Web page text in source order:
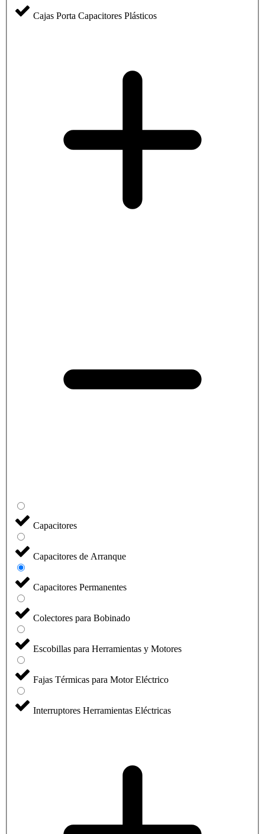
Cajas Porta Capacitores Plásticos
Capacitores
Capacitores de Arranque
Capacitores Permanentes
Colectores para Bobinado
Escobillas para Herramientas y Motores
Fajas Térmicas para Motor Eléctrico
Interruptores Herramientas Eléctricas